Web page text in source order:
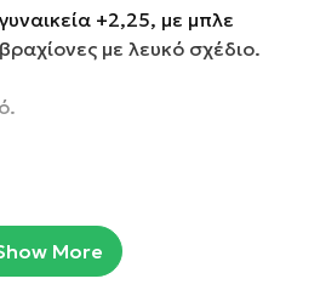
+2,25, με μπλε
με λευκό σχέδιο.
More